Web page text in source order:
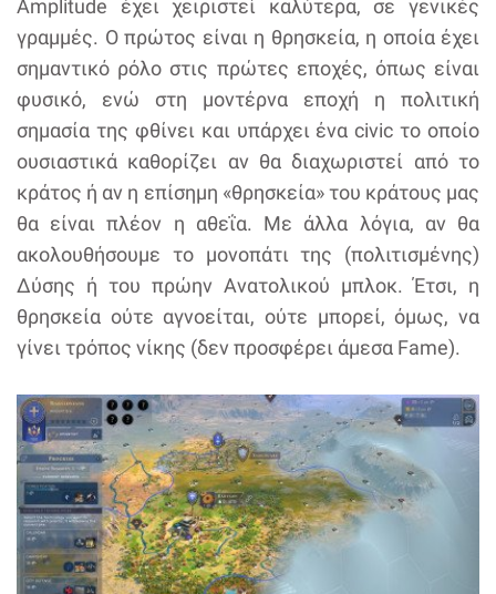
Amplitude έχει χειριστεί καλύτερα, σε γενικές
γραμμές. Ο πρώτος είναι η θρησκεία, η οποία έχει
σημαντικό ρόλο στις πρώτες εποχές, όπως είναι
φυσικό, ενώ στη μοντέρνα εποχή η πολιτική
σημασία της φθίνει και υπάρχει ένα civic το οποίο
ουσιαστικά καθορίζει αν θα διαχωριστεί από το
κράτος ή αν η επίσημη «θρησκεία» του κράτους μας
θα είναι πλέον η αθεΐα. Με άλλα λόγια, αν θα
ακολουθήσουμε το μονοπάτι της (πολιτισμένης)
Δύσης ή του πρώην Ανατολικού μπλοκ. Έτσι, η
θρησκεία ούτε αγνοείται, ούτε μπορεί, όμως, να
γίνει τρόπος νίκης (δεν προσφέρει άμεσα Fame).